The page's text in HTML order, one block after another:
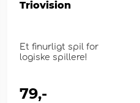
Triovision
Et finurligt spil for
logiske spillere!
79,-